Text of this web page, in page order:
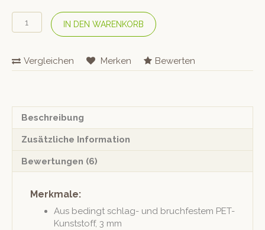
Kindertischschutz
«L-
Grösse
60
cm
Menge
IN DEN WARENKORB
Vergleichen Merken Bewerten
Beschreibung
Zusätzliche Information
Bewertungen (6)
Merkmale:
Aus bed­ingt schlag- und bruch­festem PET-
Kun­st­stoff, 3 mm